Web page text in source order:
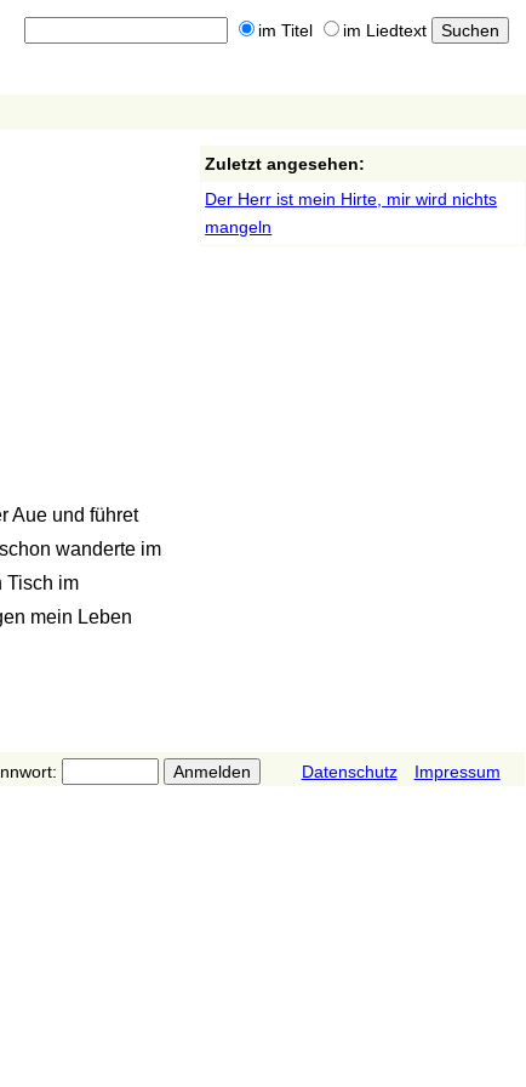
im Titel im Liedtext
Aue und führet
wanderte im
Tisch im
mein Leben
Zuletzt angesehen:
Der Herr ist mein Hirte, mir wird nichts
mangeln
Datenschutz Impressum